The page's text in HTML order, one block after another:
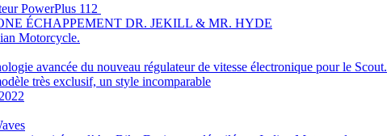
PowerPlus 112
ÉCHAPPEMENT DR. JEKILL & MR. HYDE
Motorcycle.
avancée du nouveau régulateur de vitesse électronique pour le Scout.
très exclusif, un style incomparable